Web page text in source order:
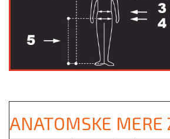
ANATOMSKE MERE